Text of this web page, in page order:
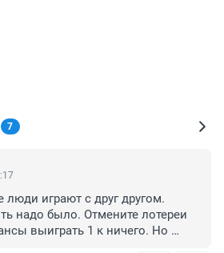
7
люди играют с друг другом.
надо было. Отмените лотереи
выиграть 1 к ничего. Но